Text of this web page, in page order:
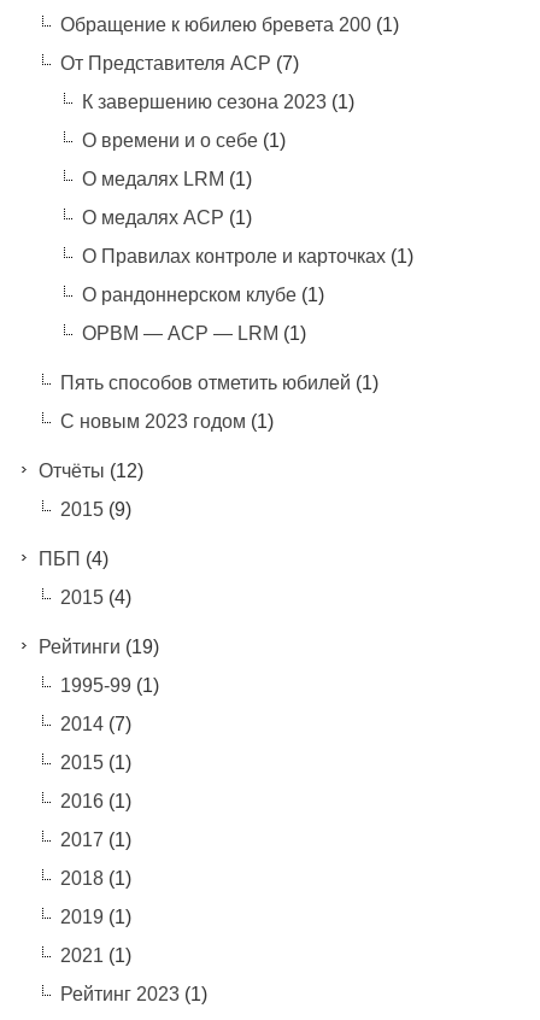
Обращение к юбилею бревета 200(1)
От Представителя АСР (7)
К завершению сезона 2023(1)
О времени и о себе(1)
О медалях LRM (1)
О медалях АСР (1)
О Правилах контроле и карточках(1)
О рандоннерском клубе(1)
ОРВМ — АСР — LRM (1)
Пять способов отметить юбилей (1)
С новым 2023 годом (1)
Отчёты (12)
2015(9)
ПБП (4)
2015(4)
Рейтинги (19)
1995-99 (1)
2014(7)
2015(1)
2016(1)
2017 (1)
2018(1)
2019 (1)
2021 (1)
Рейтинг 2023(1)